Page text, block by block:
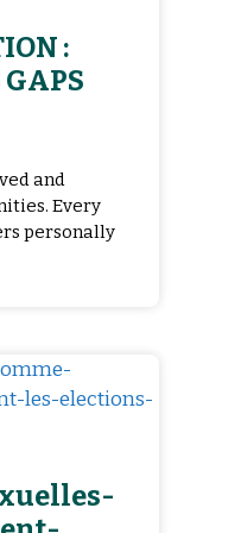
:
GAPS
and
Every
personally